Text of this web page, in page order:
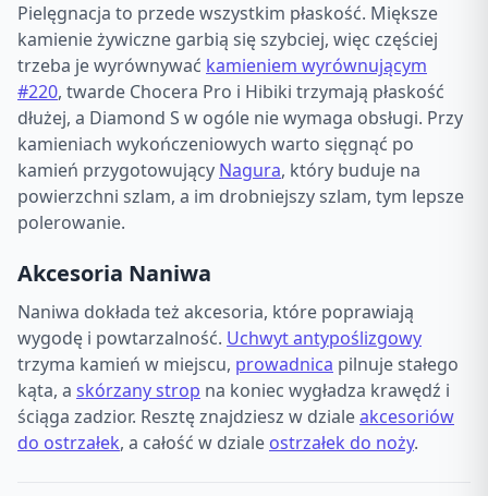
Pielęgnacja to przede wszystkim płaskość. Miększe
kamienie żywiczne garbią się szybciej, więc częściej
trzeba je wyrównywać kamieniem wyrównującym
#220, twarde Chocera Pro i Hibiki trzymają płaskość
dłużej, a Diamond S w ogóle nie wymaga obsługi. Przy
kamieniach wykończeniowych warto sięgnąć po
kamień przygotowujący Nagura, który buduje na
powierzchni szlam, a im drobniejszy szlam, tym lepsze
polerowanie.
Akcesoria Naniwa
Naniwa dokłada też akcesoria, które poprawiają
wygodę i powtarzalność. Uchwyt antypoślizgowy
trzyma kamień w miejscu, prowadnica pilnuje stałego
kąta, a skórzany strop na koniec wygładza krawędź i
ściąga zadzior. Resztę znajdziesz w dzialeakcesoriów
do ostrzałek, a całość w dziale ostrzałek do noży.